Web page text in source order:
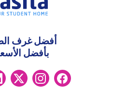
أفضل غرف
بأفضل